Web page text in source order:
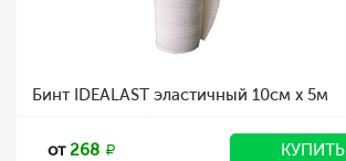
Бинт IDEALAST эластичный 10см х 5м
от268 КУПИТЬ